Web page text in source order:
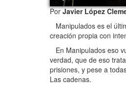
PorJavier López
Manipulados es el
creación propia con
En Manipulados eso
verdad, que de eso
prisiones, y pese a
Las cadenas.